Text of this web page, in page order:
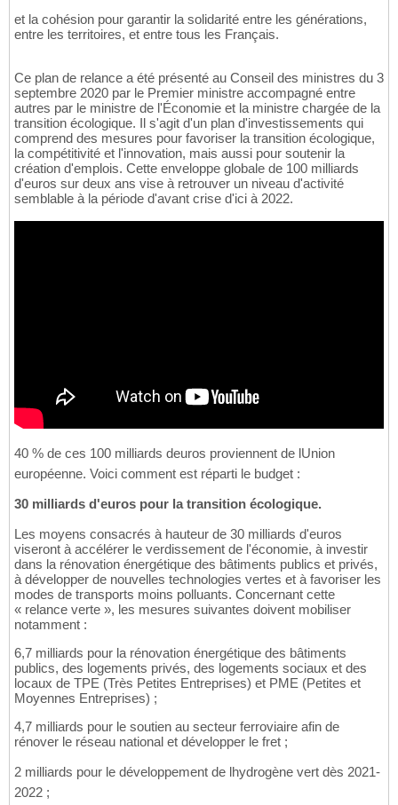
et la cohésion pour garantir la solidarité entre les générations,
entre les territoires, et entre tous les Français.
Ce plan de relance a été présenté au Conseil des ministres du 3
septembre 2020 par le Premier ministre accompagné entre
autres par le ministre de l'Économie et la ministre chargée de la
transition écologique. Il s'agit d'un plan d'investissements qui
comprend des mesures pour favoriser la transition écologique,
la compétitivité et l'innovation, mais aussi pour soutenir la
création d'emplois. Cette enveloppe globale de 100 milliards
d'euros sur deux ans vise à retrouver un niveau d'activité
semblable à la période d'avant crise d'ici à 2022.
40 % de ces 100 milliards deuros proviennent de lUnion
européenne. Voici comment est réparti le budget :
30 milliards d'euros pour la transition écologique.
Les moyens consacrés à hauteur de 30 milliards d'euros
viseront à accélérer le verdissement de l'économie, à investir
dans la rénovation énergétique des bâtiments publics et privés,
à développer de nouvelles technologies vertes et à favoriser les
modes de transports moins polluants. Concernant cette
« relance verte », les mesures suivantes doivent mobiliser
notamment :
6,7 milliards pour la rénovation énergétique des bâtiments
publics, des logements privés, des logements sociaux et des
locaux de TPE (Très Petites Entreprises) et PME (Petites et
Moyennes Entreprises) ;
4,7 milliards pour le soutien au secteur ferroviaire afin de
rénover le réseau national et développer le fret ;
2 milliards pour le développement de lhydrogène vert dès 2021-
2022 ;